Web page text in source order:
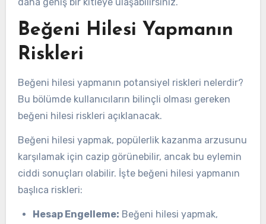
daha geniş bir kitleye ulaşabilirsiniz.
Beğeni Hilesi Yapmanın
Riskleri
Beğeni hilesi yapmanın potansiyel riskleri nelerdir?
Bu bölümde kullanıcıların bilinçli olması gereken
beğeni hilesi riskleri açıklanacak.
Beğeni hilesi yapmak, popülerlik kazanma arzusunu
karşılamak için cazip görünebilir, ancak bu eylemin
ciddi sonuçları olabilir. İşte beğeni hilesi yapmanın
başlıca riskleri:
Hesap Engelleme: Beğeni hilesi yapmak,